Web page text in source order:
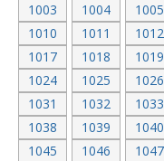
1003
1004 1005
1010
1011 1012
1017
1018 1019
1024
1025 1026
1031
1032 1033
1038
1039 1040
1045
1046 1047